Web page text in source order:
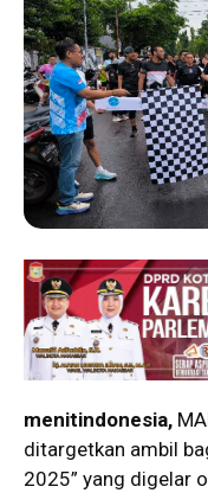
menitindonesia,
ditargetkan ambil
2025” yang digelar